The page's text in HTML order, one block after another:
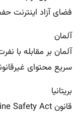
فضای آزاد اینترنت
آلمان
آلمان بر مقابله با
سریع محتوای
بریتانیا